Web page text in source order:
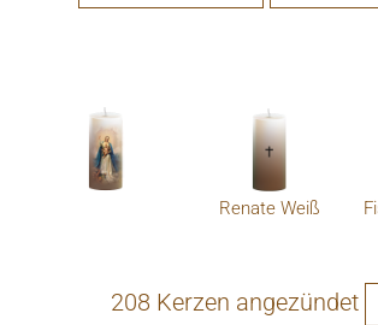
Renate Weiß
208 Kerzen angezündet